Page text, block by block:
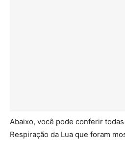
Abaixo, você pode conferir todas
Respiração da Lua que foram